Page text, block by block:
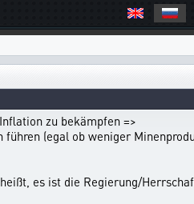
zu bekämpfen =>
(egal ob weniger
es ist die Regierung/